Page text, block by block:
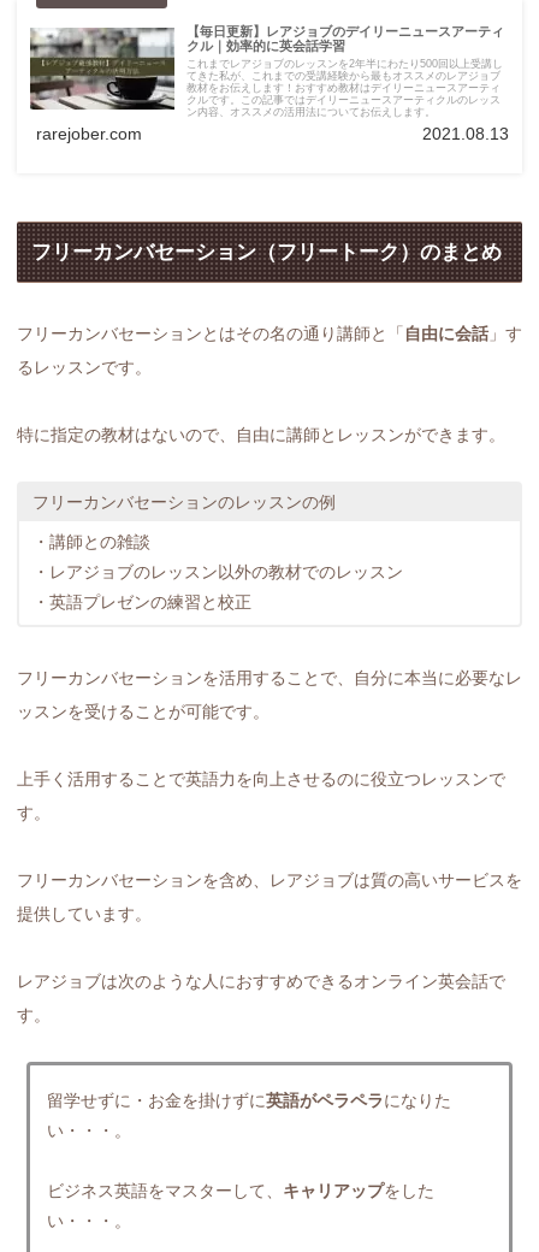
【毎日更新】レアジョブのデイリーニュースアーティ
クル｜効率的に英会話学習
これまでレアジョブのレッスンを2年半にわたり500回以上受講し
てきた私が、これまでの受講経験から最もオススメのレアジョブ
教材をお伝えします！おすすめ教材はデイリーニュースアーティ
クルです。この記事ではデイリーニュースアーティクルのレッス
ン内容、オススメの活用法についてお伝えします。
rarejober.com 2021.08.13
フリーカンバセーション（フリートーク）のまとめ
フリーカンバセーションとはその名の通り講師と「 自由に会話 」す
るレッスンです。
特に指定の教材はないので、自由に講師とレッスンができます。
フリーカンバセーションのレッスンの例
・講師との雑談
・レアジョブのレッスン以外の教材でのレッスン
・英語プレゼンの練習と校正
フリーカンバセーションを活用することで、自分に本当に必要なレ
ッスンを受けることが可能です。
上手く活用することで英語力を向上させるのに役立つレッスンで
す。
フリーカンバセーションを含め、レアジョブは質の高いサービスを
提供しています。
レアジョブは次のような人におすすめできるオンライン英会話で
す。
留学せずに・お金を掛けずに英語がペラペラになりた
い・・・。
ビジネス英語をマスターして、 キャリアップをした
い・・・。